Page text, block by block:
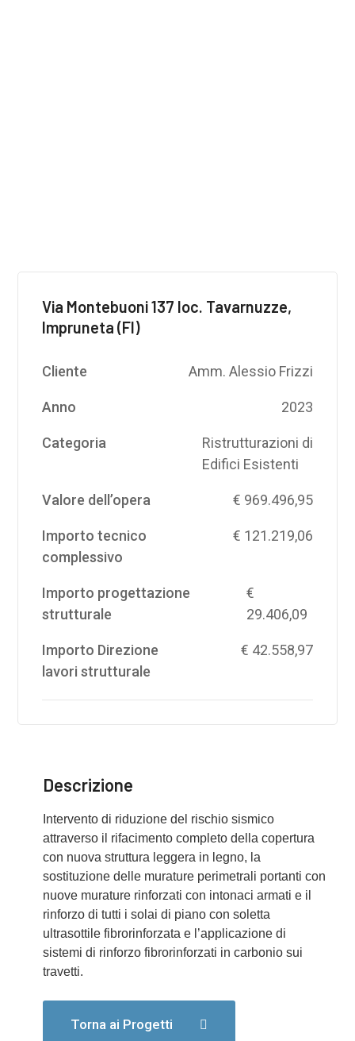
Via Montebuoni 137 loc. Tavarnuzze,
Impruneta (FI)
Cliente Amm. Alessio Frizzi
Anno 2023
Categoria
Ristrutturazioni di
Edifici Esistenti
Valore dell’opera € 969.496,95
Importo tecnico
complessivo
€ 121.219,06
Importo progettazione
strutturale
€
29.406,09
Importo Direzione
lavori strutturale
€ 42.558,97
Descrizione
Intervento di riduzione del rischio sismico
attraverso il rifacimento completo della copertura
con nuova struttura leggera in legno, la
sostituzione delle murature perimetrali portanti con
nuove murature rinforzati con intonaci armati e il
rinforzo di tutti i solai di piano con soletta
ultrasottile fibrorinforzata e l’applicazione di
sistemi di rinforzo fibrorinforzati in carbonio sui
travetti.
Torna ai Progetti